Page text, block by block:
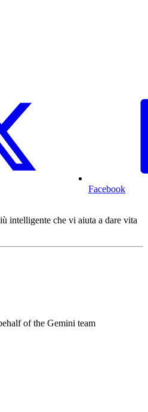
Facebook
intelligente che vi aiuta a dare vita
of the Gemini team